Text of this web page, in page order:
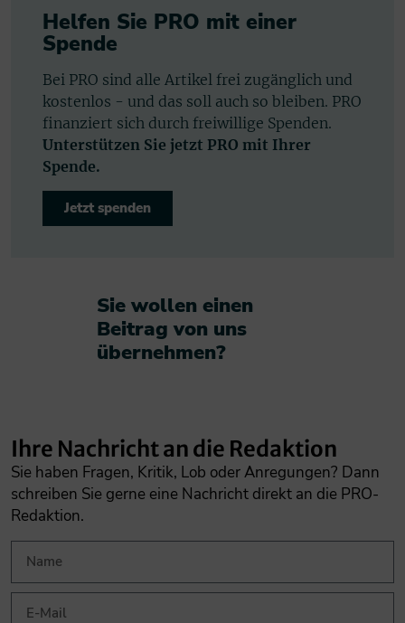
Helfen Sie PRO mit einer
Spende
Bei PRO sind alle Artikel frei zugänglich und
kostenlos - und das soll auch so bleiben. PRO
finanziert sich durch freiwillige Spenden.
Unterstützen Sie jetzt PRO mit Ihrer
Spende.
Jetzt spenden
Sie wollen einen
Beitrag von uns
übernehmen?​
Ihre Nachricht an die Redaktion
Sie haben Fragen, Kritik, Lob oder Anregungen? Dann
schreiben Sie gerne eine Nachricht direkt an die PRO-
Redaktion.